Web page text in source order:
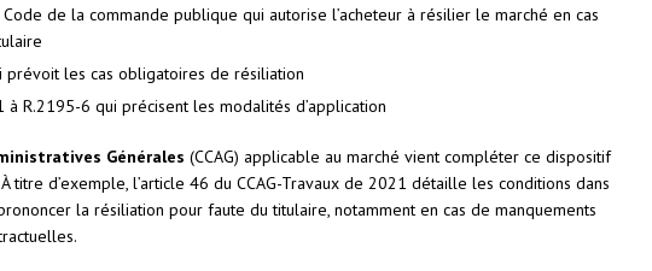
Code de la commande publique qui autorise l’acheteur à résilier le marché en cas
prévoit les cas obligatoires de résiliation
à R.2195-6 qui précisent les modalités d’application
Générales (CCAG) applicable au marché vient compléter ce dispositif
titre d’exemple, l’article 46 du CCAG-Travaux de 2021 détaille les conditions dans
la résiliation pour faute du titulaire, notamment en cas de manquements